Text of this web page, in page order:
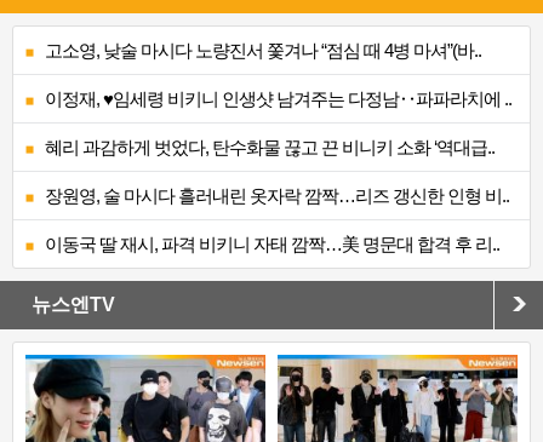
고소영, 낮술 마시다 노량진서 쫓겨나 “점심 때 4병 마셔”(바..
이정재, ♥임세령 비키니 인생샷 남겨주는 다정남‥파파라치에 ..
혜리 과감하게 벗었다, 탄수화물 끊고 끈 비니키 소화 ‘역대급..
장원영, 술 마시다 흘러내린 옷자락 깜짝…리즈 갱신한 인형 비..
이동국 딸 재시, 파격 비키니 자태 깜짝…美 명문대 합격 후 리..
뉴스엔TV